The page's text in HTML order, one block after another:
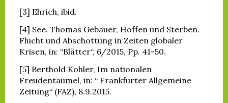
[3] Ehrich, ibid.
[4] See. Thomas Gebauer, Hoffen und Sterben.
Flucht und Abschottung in Zeiten globaler
Krisen, in: “Blätter“, 6/2015, Pp. 41-50.
[5] Berthold Kohler, Im nationalen
Freudentaumel, in: “ Frankfurter Allgemeine
Zeitung“ (FAZ), 8.9.2015.